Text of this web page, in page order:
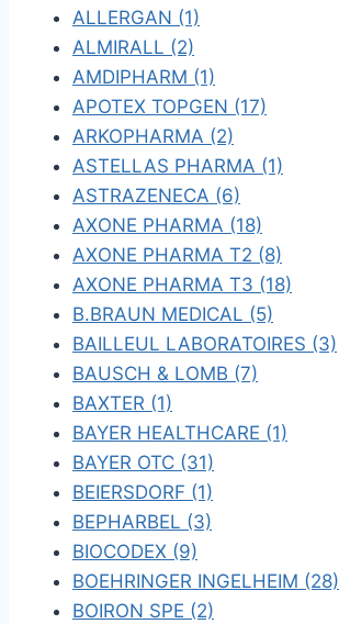
ALLERGAN (1)
ALMIRALL (2)
AMDIPHARM (1)
APOTEX TOPGEN (17)
ARKOPHARMA (2)
ASTELLAS PHARMA (1)
ASTRAZENECA (6)
AXONE PHARMA (18)
AXONE PHARMA T2 (8)
AXONE PHARMA T3 (18)
B.BRAUN MEDICAL (5)
BAILLEUL LABORATOIRES (3)
BAUSCH & LOMB (7)
BAXTER (1)
BAYER HEALTHCARE (1)
BAYER OTC (31)
BEIERSDORF (1)
BEPHARBEL (3)
BIOCODEX (9)
BOEHRINGER INGELHEIM (28)
BOIRON SPE (2)